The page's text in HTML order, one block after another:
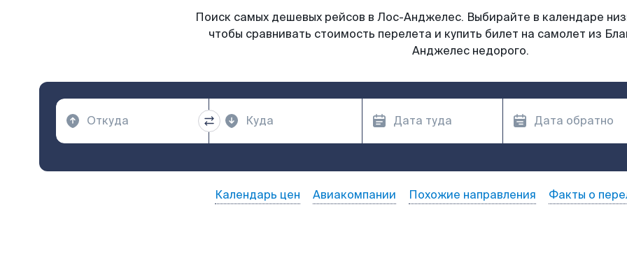
Поиск самых дешевых рейсов в Лос-Анджелес. Выбирайте в календаре
чтобы сравнивать стоимость перелета и купить билет на самолет из
Анджелес недорого.
Календарь цен Авиакомпании Похожие направления Факты о